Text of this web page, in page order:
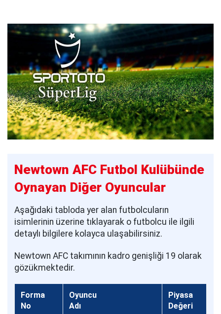
Newtown AFC Futbol Kulübünde
Oynayan Diğer Oyuncular
Aşağıdaki tabloda yer alan futbolcuların
isimlerinin üzerine tıklayarak o futbolcu ile ilgili
detaylı bilgilere kolayca ulaşabilirsiniz.
Newtown AFC takımının kadro genişliği 19 olarak
gözükmektedir.
Forma
No
Oyuncu
Adı
Piyasa
Değeri